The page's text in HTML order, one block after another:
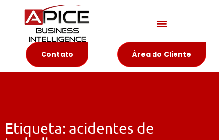
Contato Área do Cliente
Etiqueta: acidentes de